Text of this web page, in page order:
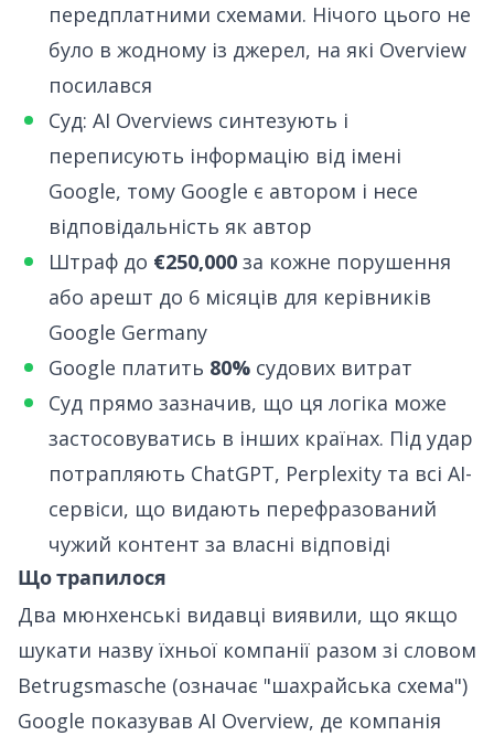
передплатними схемами. Нічого цього не
було в жодному із джерел, на які Overview
посилався
Суд: AI Overviews синтезують і
переписують інформацію від імені
Google, тому Google є автором і несе
відповідальність як автор
Штраф до €250,000 за кожне порушення
або арешт до 6 місяців для керівників
Google Germany
Google платить 80% судових витрат
Суд прямо зазначив, що ця логіка може
застосовуватись в інших країнах. Під удар
потрапляють ChatGPT, Perplexity та всі AI-
сервіси, що видають перефразований
чужий контент за власні відповіді
Що трапилося
Два мюнхенські видавці виявили, що якщо
шукати назву їхньої компанії разом зі словом
Betrugsmasche (означає "шахрайська схема")
Google показував AI Overview, де компанія